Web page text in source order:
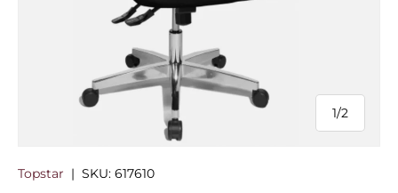
1/
från
2
Topstar | SKU: 617610